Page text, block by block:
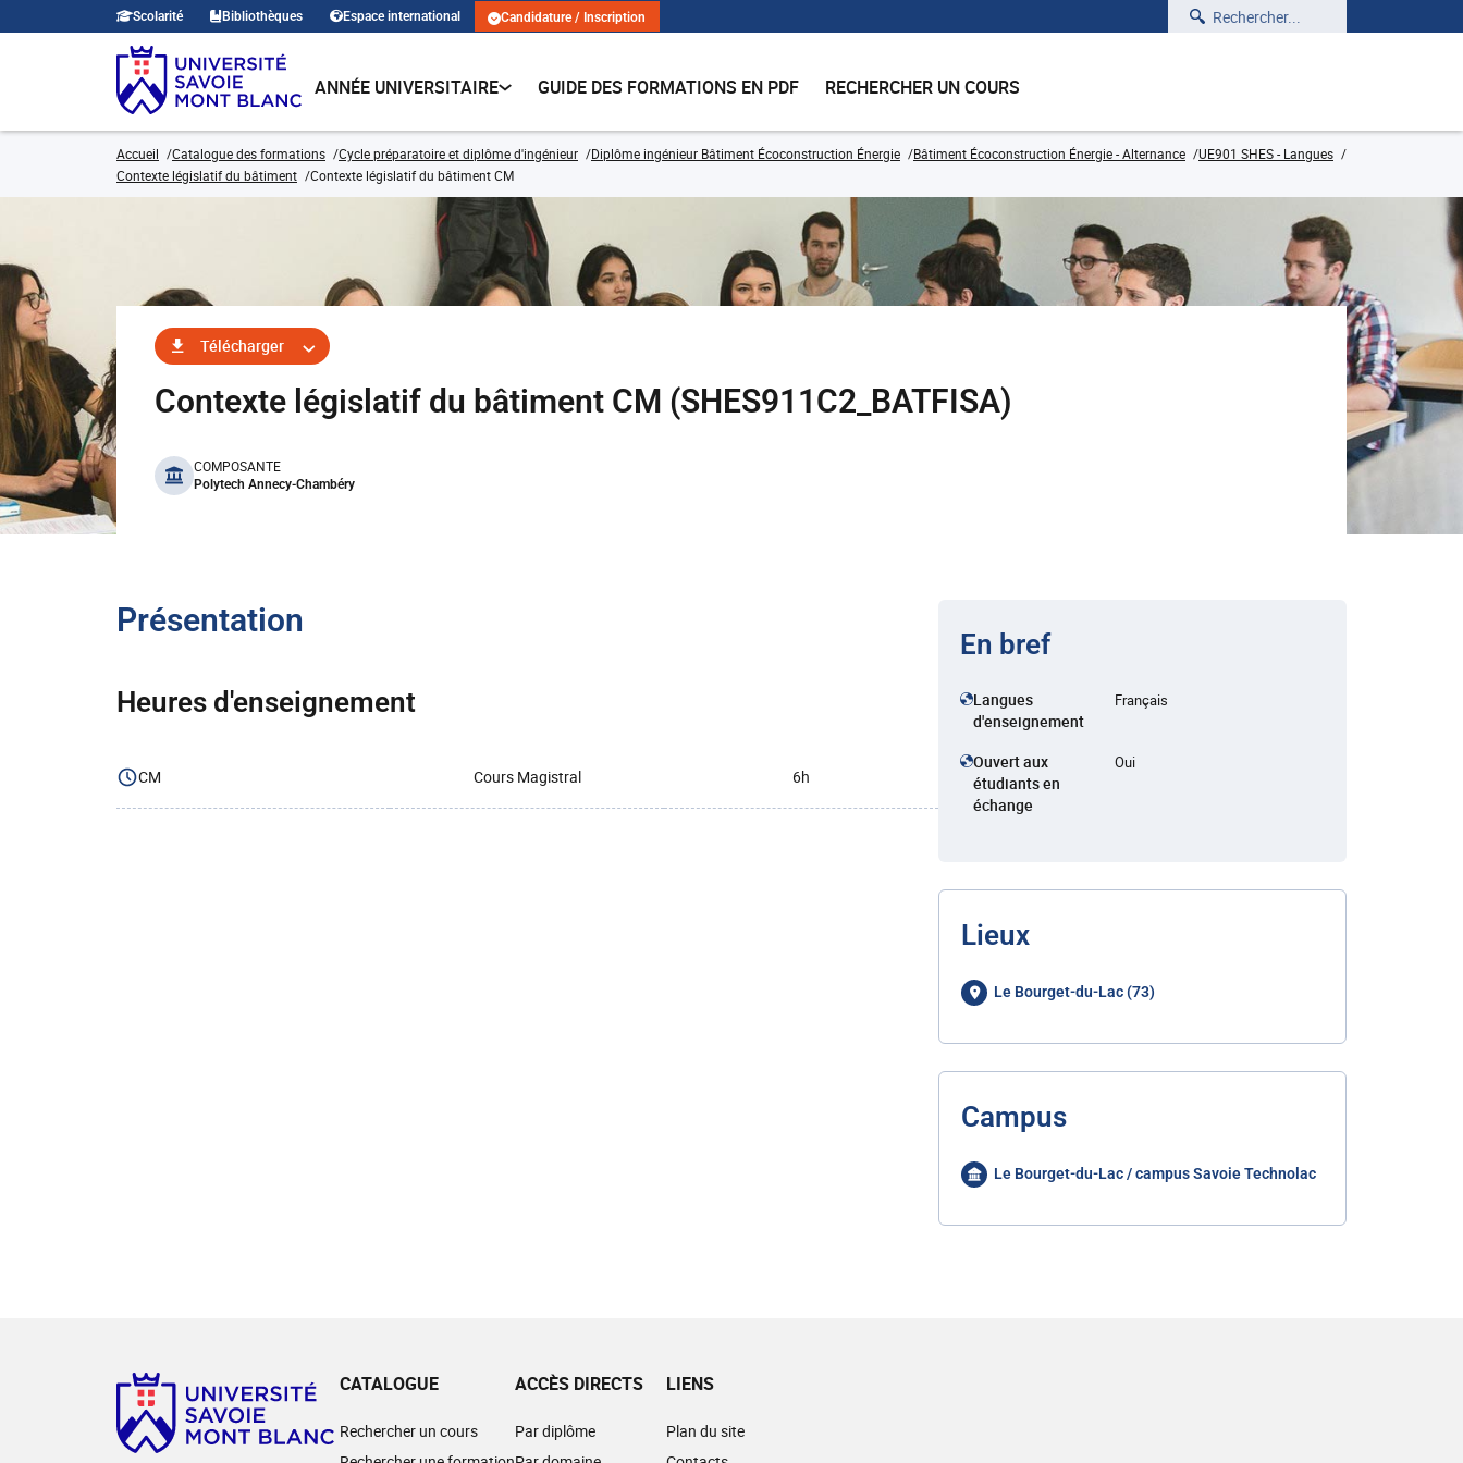
Scolarité Bibliothèques Espace international Candidature / Inscription Rechercher
ANNÉE UNIVERSITAIRE GUIDE DES FORMATIONS EN PDF RECHERCHER UN COURS
Accueil Catalogue des formations Cycle préparatoire et diplôme d'ingénieur Diplôme ingénieur Bâtiment Écoconstruction Énergie Bâtiment Écoconstruction Énergie - Alternance
UE901 SHES - Langues
Contexte législatif du bâtiment
Contexte législatif du bâtiment CM
Télécharger
Contexte législatif du bâtiment CM (SHES911C2_BATFISA)
benefits
COMPOSANTE
Polytech Annecy-Chambéry
Présentation
Heures d'enseignement
CM Cours Magistral 6h
En bref
Langues
d'enseignement
Français
Ouvert aux
étudiants en
échange
Oui
Lieux
Le Bourget-du-Lac (73)
Campus
Le Bourget-du-Lac / campus Savoie Technolac
CATALOGUE
Rechercher un cours
ACCÈS DIRECTS
Par diplôme
LIENS
Plan du site